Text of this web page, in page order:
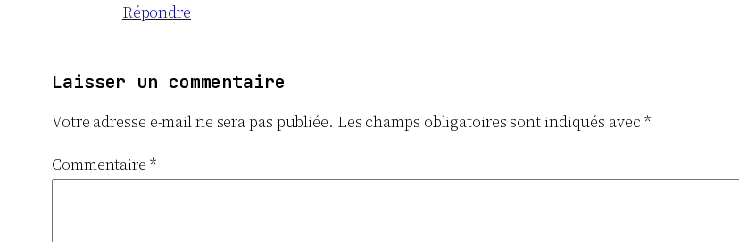
Répondre
Laisser un commentaire
Votre adresse e-mail ne sera pas publiée. Les champs obligatoires sont indiqués avec *
Commentaire *